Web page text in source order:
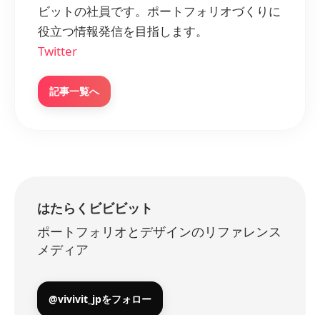
ビットの社員です。ポートフォリオづくりに
役立つ情報発信を目指します。
Twitter
記事一覧へ
はたらくビビビット
ポートフォリオとデザインのリファレンス
メディア
@vivivit_jpをフォロー